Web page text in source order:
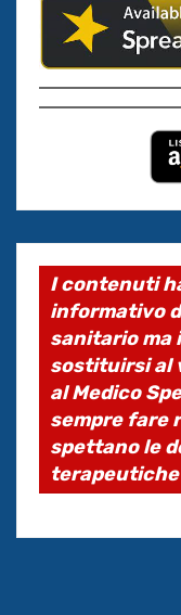
I contenuti
informativo
sanitario ma
sostituirsi al
al Medico
sempre fare
spettano le
terapeutiche